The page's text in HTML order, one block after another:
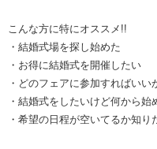
こんな方に特にオススメ!!
・結婚式場を探し始めた
・お得に結婚式を開催したい
・どのフェアに参加すればいい
・結婚式をしたいけど何から始
・希望の日程が空いてるか知り